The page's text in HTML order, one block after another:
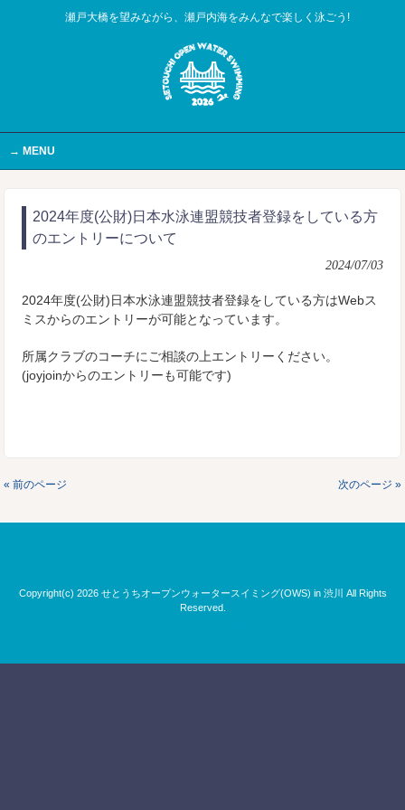
瀬戸大橋を望みながら、瀬戸内海をみんなで楽しく泳ごう!
MENU
2024年度(公財)日本水泳連盟競技者登録をしている方
のエントリーについて
2024/07/03
2024年度(公財)日本水泳連盟競技者登録をしている方はWebス
ミスからのエントリーが可能となっています。
所属クラブのコーチにご相談の上エントリーください。
(joyjoinからのエントリーも可能です)
« 前のページ 次のページ »
Copyright(c) 2026 せとうちオープンウォータースイミング(OWS) in 渋川 All Rights
Reserved.